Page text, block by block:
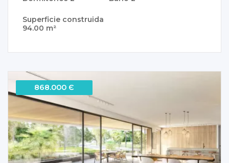
Superficie construida
94.00 m²
868.000 Є